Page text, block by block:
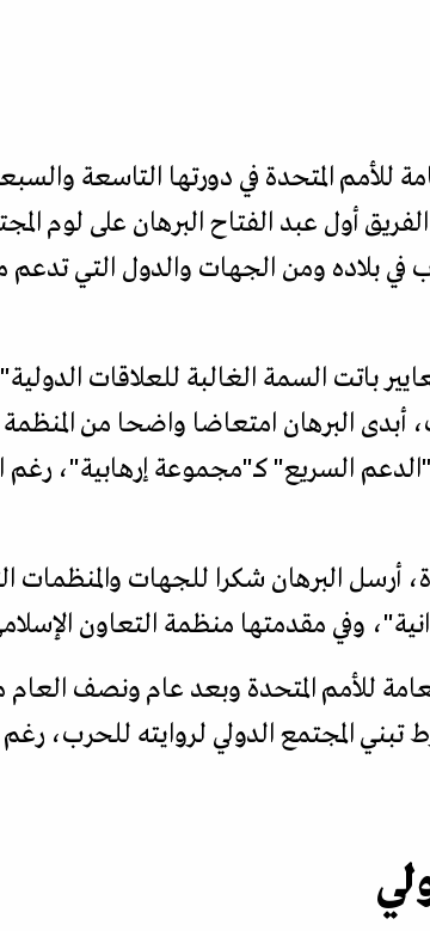
للأمم المتحدة في دورتها التاسعة
أول عبد الفتاح البرهان على لوم
في بلاده ومن الجهات والدول التي
باتت السمة الغالبة للعلاقات
أبدى البرهان امتعاضا واضحا من
السريع" كـ"مجموعة إرهابية"، رغم
أرسل البرهان شكرا للجهات
وفي مقدمتها منظمة التعاون
للأمم المتحدة وبعد عام ونصف
تبني المجتمع الدولي لروايته للحرب،